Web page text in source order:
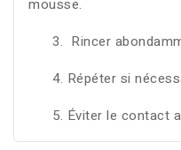
mousse.
3. Rincer
4. Répéter si
5. Éviter le contact